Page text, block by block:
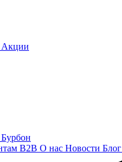
Акции
Бурбон
B2B О нас Новости Блог